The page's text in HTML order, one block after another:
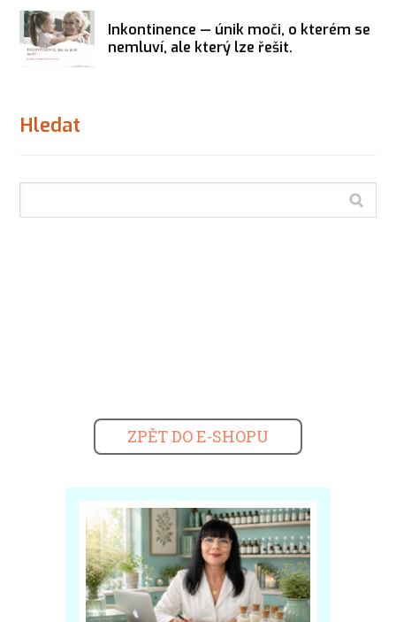
Inkontinence — únik moči, o kterém se
nemluví, ale který lze řešit.
Hledat
ZPĚT DO E-SHOPU